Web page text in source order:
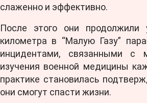
слаженно и эффективно.
После этого они
километра в “Малую Газу”
инцидентами, связанными с
изучения военной медицины
практике становилась
они смогут спасти жизни.